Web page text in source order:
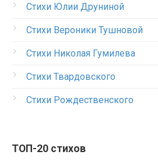
Стихи Юлии Друниной
Стихи Вероники Тушновой
Стихи Николая Гумилева
Стихи Твардовского
Стихи Рождественского
ТОП-20 стихов